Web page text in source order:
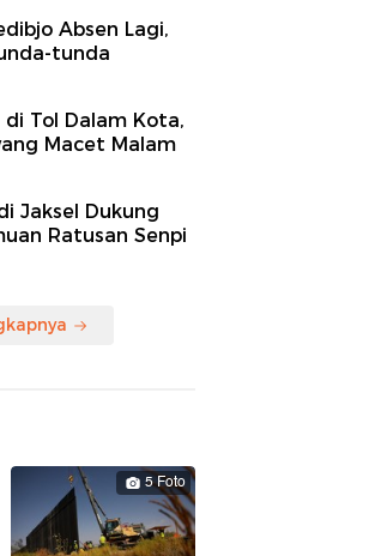
Absen Lagi,
tunda
Tol Dalam Kota,
Macet Malam
Jaksel Dukung
Ratusan Senpi
5 Foto